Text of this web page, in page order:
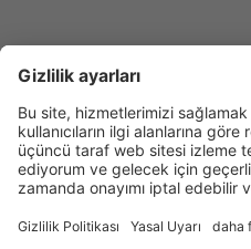
Holthoege 10-14
49632 Essen (Oldenburg)
Almanya